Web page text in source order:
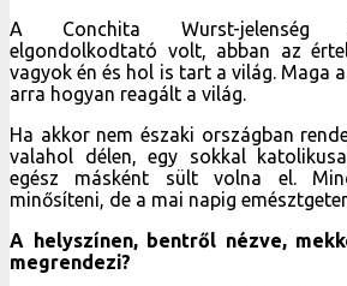
A Conchita Wurst-jelenség
elgondolkodtató volt, abban az
vagyok én és hol is tart a világ. Maga
arra hogyan reagált a világ.
Ha akkor nem északi országban
valahol délen, egy sokkal
egész másként sült volna el.
minősíteni, de a mai napig
A helyszínen, bentről nézve,
megrendezi?